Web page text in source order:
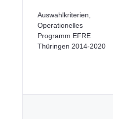
Auswahlkriterien,
Operationelles
Programm EFRE
Thüringen 2014-2020